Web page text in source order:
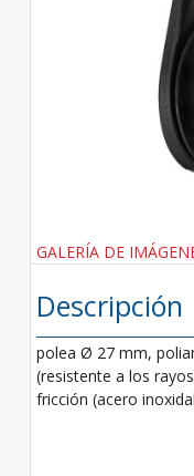
GALERÍA DE
Descripción
polea Ø 27 mm,
(resistente a los
fricción (acero